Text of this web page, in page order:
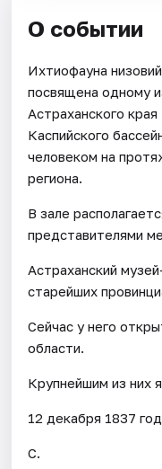
О событии
Ихтиофауна
посвящена одному
Астраханского
Каспийского
человеком на
региона.
В зале
представителями
Астраханский
старейших
Сейчас у него
области.
Крупнейшим из них
12 декабря 1837
С.